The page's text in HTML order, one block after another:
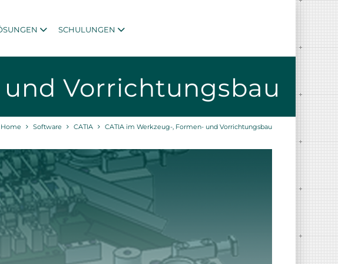
SCHULUNGEN
Vorrichtungsbau
Home Software CATIA CATIA im Werkzeug-, Formen- und Vorrichtungsbau